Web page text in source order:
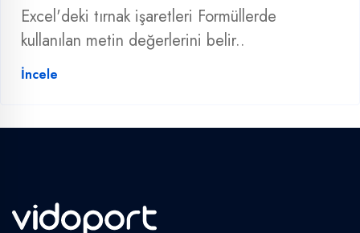
Excel'deki tırnak işaretleri Formüllerde
kullanılan metin değerlerini belir..
İncele